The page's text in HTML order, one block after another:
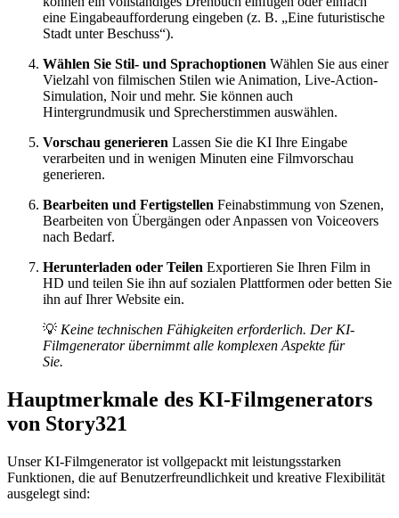
eine Eingabeaufforderung eingeben (z. B. „Eine futuristische
Stadt unter Beschuss“).
Wählen Sie Stil- und Sprachoptionen Wählen Sie aus einer
Vielzahl von filmischen Stilen wie Animation, Live-Action-
Simulation, Noir und mehr. Sie können auch
Hintergrundmusik und Sprecherstimmen auswählen.
Vorschau generieren Lassen Sie die KI Ihre Eingabe
verarbeiten und in wenigen Minuten eine Filmvorschau
generieren.
Bearbeiten und Fertigstellen Feinabstimmung von Szenen,
Bearbeiten von Übergängen oder Anpassen von Voiceovers
nach Bedarf.
Herunterladen oder Teilen Exportieren Sie Ihren Film in
HD und teilen Sie ihn auf sozialen Plattformen oder betten Sie
ihn auf Ihrer Website ein.
💡 Keine technischen Fähigkeiten erforderlich. Der KI-
Filmgenerator übernimmt alle komplexen Aspekte für
Sie.
Hauptmerkmale des KI-Filmgenerators
von Story321
Unser KI-Filmgenerator ist vollgepackt mit leistungsstarken
Funktionen, die auf Benutzerfreundlichkeit und kreative Flexibilität
ausgelegt sind: